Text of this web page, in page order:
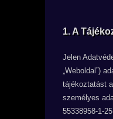
1. A
Jelen
„Weboldal”)
tájékoztatást
személyes
55338958-1-